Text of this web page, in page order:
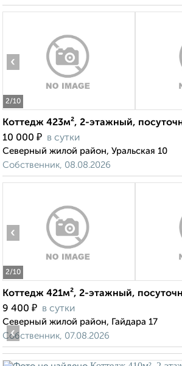
2/10
‹
Коттедж 423м², 2-этажный,
10 000 ₽ в сутки
Северный жилой район, Уральская 10
Собственник, 08.08.2026
2/10
‹
Коттедж 421м², 2-этажный,
9 400 ₽ в сутки
Северный жилой район, Гайдара 17
Собственник, 07.08.2026
‹